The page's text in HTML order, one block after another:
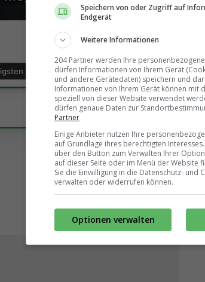
Speichern von oder Zugriff auf
Endgerät
Weitere Informationen
204 Partner werden Ihre
dürfen Informationen von Ihrem Gerät
und andere Gerätedaten) speichern und
Informationen von Ihrem Gerät können mit
speziell von dieser Website verwendet
dürfen genaue Daten zur
Partner
Einige Anbieter nutzen Ihre
auf Grundlage ihres berechtigten
über den Button zum Verwalten Ihrer
auf dieser Seite oder im Menü der Website
Sie die Einwilligung in die Datenschutz- und
verwalten oder widerrufen können.
Optionen verwalten